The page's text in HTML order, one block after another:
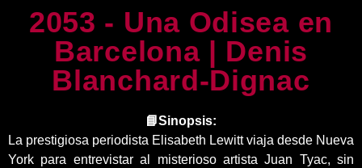
2053 - Una Odisea en
Barcelona | Denis
Blanchard-Dignac
📘Sinopsis:
La prestigiosa periodista Elisabeth Lewitt viaja desde Nueva
York para entrevistar al misterioso artista Juan Tyac, sin